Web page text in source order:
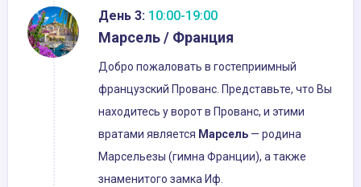
День 3: 10:00-19:00
Марсель / Франция
Добро пожаловать в гостеприимный
французский Прованс. Представьте, что Вы
находитесь у ворот в Прованс, и этими
вратами является Марсель — родина
Марсельезы (гимна Франции), а также
знаменитого замка Иф.